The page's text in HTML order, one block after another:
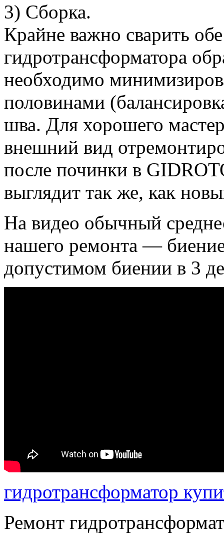
3) Сборка.
Крайне важно сварить
гидротрансформатора
необходимо
половинами
шва. Для хорошего
внешний вид
после починки в
выглядит так же, как
На видео обычный
нашего ремонта —
допустимом биении в 3
гидротрансформатор
Ремонт